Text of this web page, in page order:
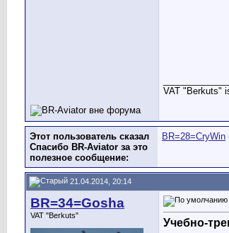
VAT "Berkuts"
Этот пользователь сказал
Спасибо BR-Aviator за это
полезное сообщение:
BR=28=CryWin
21.04.2014, 20:14
BR=34=Gosha
VAT "Berkuts"
Учебно-